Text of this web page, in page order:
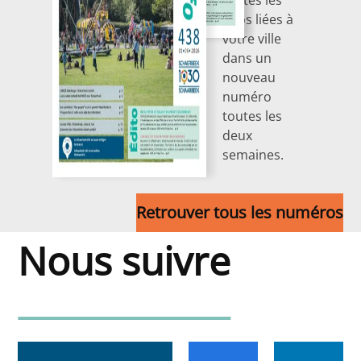
infos liées à
votre ville
dans un
nouveau
numéro
toutes les
deux
semaines.
Retrouver tous les numéros
Nous suivre